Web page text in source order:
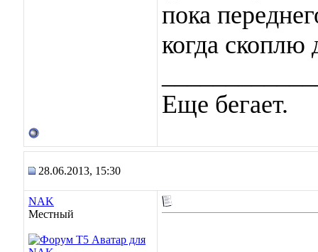
пока
когда скоплю
Еще бегает.
28.06.2013, 15:30
NAK
Местный